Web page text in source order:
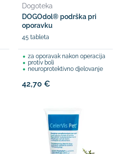
Dogoteka
DOGOdol® podrška pri
oporavku
45 tableta
za oporavak nakon operacija
protiv boli
neuroprotektivno djelovanje
42,70 €